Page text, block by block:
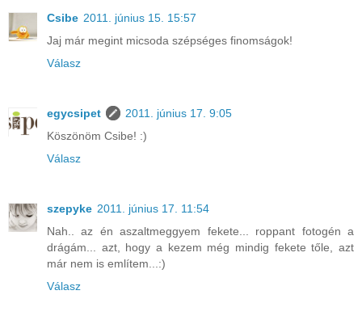
Csibe 2011. június 15. 15:57
Jaj már megint micsoda szépséges finomságok!
Válasz
egycsipet
2011. június 17. 9:05
Köszönöm Csibe! :)
Válasz
szepyke 2011. június 17. 11:54
Nah.. az én aszaltmeggyem fekete... roppant fotogén a
drágám... azt, hogy a kezem még mindig fekete tőle, azt
már nem is említem...:)
Válasz